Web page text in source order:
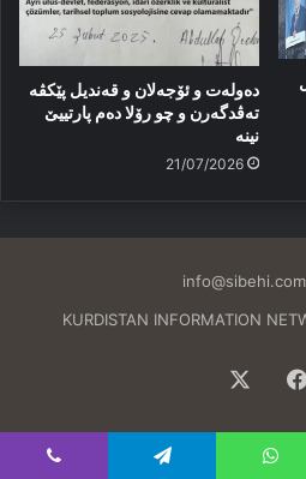
دەولەت و ئۆجەلان و قەندیل پێکڤە
تەڤدگەرن و چو رۆلا دەم پارتییێ
نینە
21/07/2026
info@sibehi.com
KURDISTAN INFORMATION
Facebook